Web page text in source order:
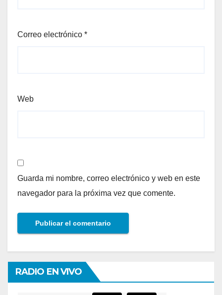
Correo electrónico *
Web
Guarda mi nombre, correo electrónico y web en este
navegador para la próxima vez que comente.
RADIO EN VIVO